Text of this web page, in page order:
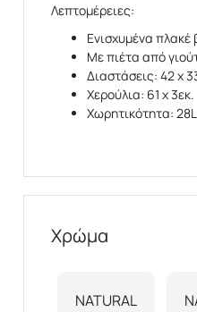
Λεπτομέρειες:
Ενισχυμένα
Με πιέτα από
Διαστάσεις: 42 x
Χερούλια: 61 x 3εκ.
Χωρητικότητα: 28L
Χρώμα
NATURAL